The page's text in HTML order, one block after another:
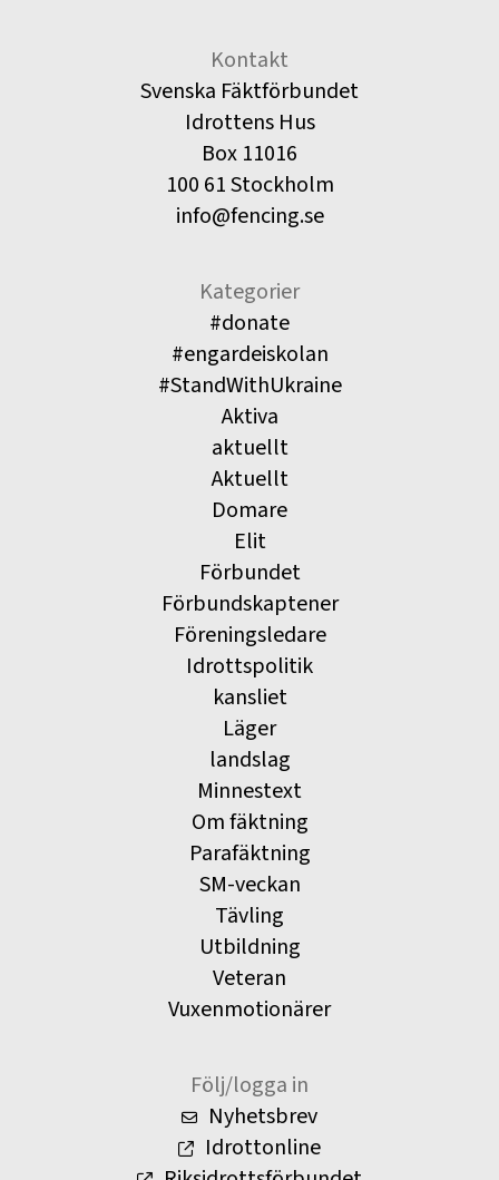
Kontakt
Svenska Fäktförbundet
Idrottens Hus
Box 11016
100 61 Stockholm
info@fencing.se
Kategorier
#donate
#engardeiskolan
#StandWithUkraine
Aktiva
aktuellt
Aktuellt
Domare
Elit
Förbundet
Förbundskaptener
Föreningsledare
Idrottspolitik
kansliet
Läger
landslag
Minnestext
Om fäktning
Parafäktning
SM-veckan
Tävling
Utbildning
Veteran
Vuxenmotionärer
Följ/logga in
Nyhetsbrev
Idrottonline